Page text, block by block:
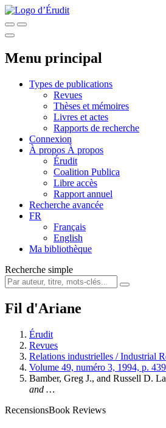
Menu principal
Types de publications
Revues
Thèses et mémoires
Livres et actes
Rapports de recherche
Connexion
À propos À propos
Érudit
Coalition Publica
Libre accès
Rapport annuel
Recherche avancée
FR
Français
English
Ma bibliothèque
Recherche simple
Fil d'Ariane
Érudit
Revues
Relations industrielles / Industrial
Volume 49, numéro 3, 1994, p.
Bamber, Greg J., and Russell D.
and …
RecensionsBook Reviews